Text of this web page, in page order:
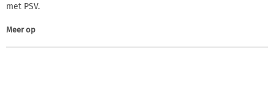
met PSV.
Meer op